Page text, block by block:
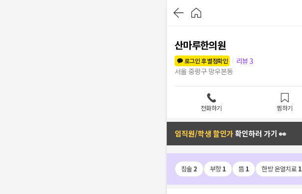
산마루한의원
로그인 후 별점확인
리뷰 3
서울 중랑구 망우본동
전화하기 찜하기
임직원/학생 할인가확인하러 가기 👀
침술 2 부항1 뜸 1 한방 온열치료 1